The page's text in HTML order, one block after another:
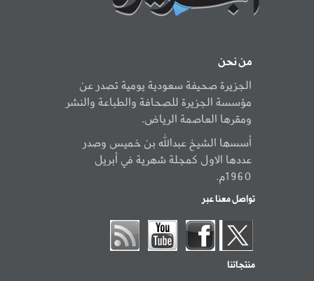
من نحن
الجزيرة صحيفة سعودية يومية تصدر عن
مؤسسة الجزيرة للصحافة والطباعة والنشر
ومقرها العاصمة الرياض.
أسسها الشيخ عبدالله بن خميس وصدر
عددها الاول كمجلة شهرية في أبريل
1960م.
تواصل معنا عبر
منتجاتنا